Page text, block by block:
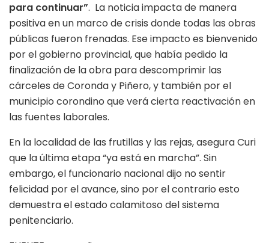
para continuar”. La noticia impacta de manera
positiva en un marco de crisis donde todas las obras
públicas fueron frenadas. Ese impacto es bienvenido
por el gobierno provincial, que había pedido la
finalización de la obra para descomprimir las
cárceles de Coronda y Piñero, y también por el
municipio corondino que verá cierta reactivación en
las fuentes laborales.
En la localidad de las frutillas y las rejas, asegura Curi
que la última etapa “ya está en marcha”. Sin
embargo, el funcionario nacional dijo no sentir
felicidad por el avance, sino por el contrario esto
demuestra el estado calamitoso del sistema
penitenciario.